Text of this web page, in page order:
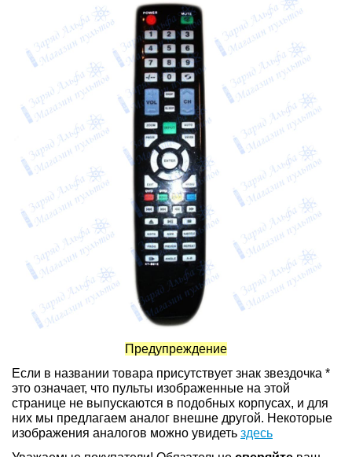
Предупреждение
Если в названии товара присутствует знак звездочка *
это означает, что пульты изображенные на этой
странице не выпускаются в подобных корпусах, и для
них мы предлагаем аналог внешне другой. Некоторые
изображения аналогов можно увидеть здесь